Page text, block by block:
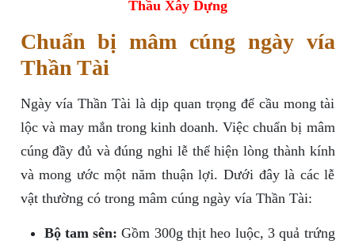
Thầu Xây Dựng
Chuẩn bị mâm cúng ngày vía
Thần Tài
Ngày vía Thần Tài là dịp quan trọng để cầu mong tài
lộc và may mắn trong kinh doanh. Việc chuẩn bị mâm
cúng đầy đủ và đúng nghi lễ thể hiện lòng thành kính
và mong ước một năm thuận lợi. Dưới đây là các lễ
vật thường có trong mâm cúng ngày vía Thần Tài:
Bộ tam sên: Gồm 300g thịt heo luộc, 3 quả trứng